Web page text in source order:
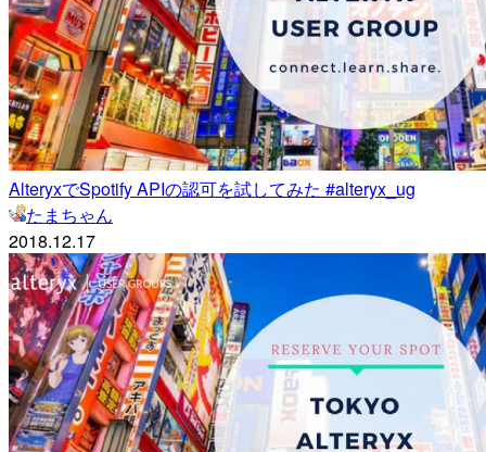
AlteryxでSpotify APIの認可を試してみた #alteryx_ug
たまちゃん
2018.12.17